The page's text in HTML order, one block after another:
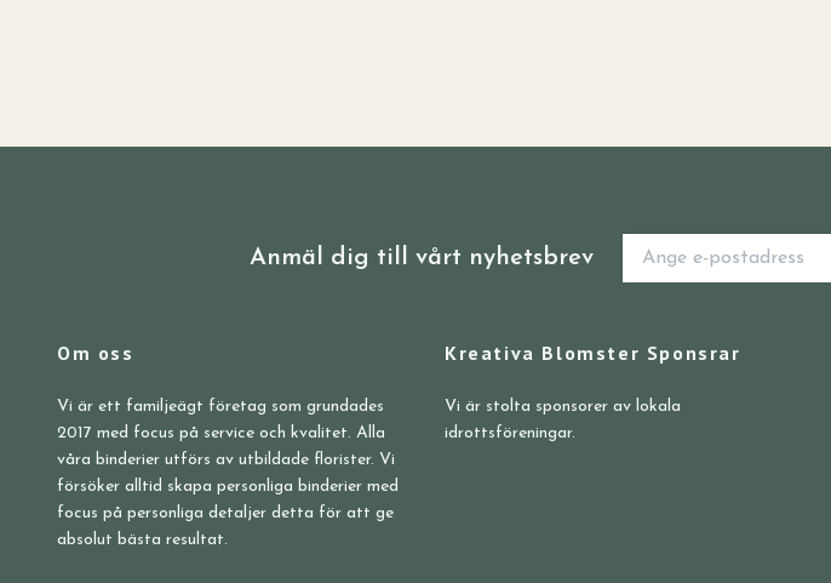
Anmäl dig till vårt nyhetsbrev
Om oss
Vi är ett familjeägt företag som grundades
2017 med focus på service och kvalitet. Alla
våra binderier utförs av utbildade florister. Vi
försöker alltid skapa personliga binderier med
focus på personliga detaljer detta för att ge
absolut bästa resultat.
Kreativa Blomster Sponsrar
Vi är stolta sponsorer av lokala
idrottsföreningar.